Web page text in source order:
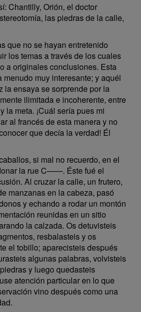
Chantilly, Orión, el doctor
las piedras de la calle,
que no se hayan entretenido
los temas a través de los cuales
a originales conclusiones. Esta
muy interesante; y aquél
la ensaya se sorprende por la
ilimitada e incoherente, entre
la meta. ¡Cuál sería pues mi
al francés de esta manera y no
que decía la verdad! Él
si mal no recuerdo, en el
la rue C——. Éste fué el
Al cruzar la calle, un frutero,
manzanas en la cabeza, pasó
y echando a rodar un montón
reunidas en un sitio
la calzada. Os detuvisteis
resbalasteis y os
el tobillo; aparecisteis después
algunas palabras, volvisteis
y luego quedasteis
atención particular en lo que
vino después como una